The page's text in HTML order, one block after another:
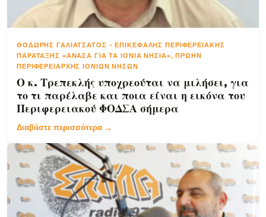
ΘΟΔΩΡΉΣ ΓΑΛΙΑΤΣΆΤΟΣ -ΕΠΙΚΕΦΑΛΉΣ ΠΕΡΙΦΕΡΕΙΑΚΉΣ
ΠΑΡΆΤΑΞΗΣ «ΑΝΑΣΑ ΓΙΑ ΤΑ ΙΟΝΙΑ ΝΗΣΙΑ», ΠΡΏΗΝ
ΠΕΡΙΦΕΡΕΙΆΡΧΗΣ ΙΟΝΊΩΝ ΝΉΣΩΝ
Ο κ. Τρεπεκλής υποχρεούται να μιλήσει, για
το τι παρέλαβε και ποια είναι η εικόνα του
Περιφερειακού ΦΟΔΣΑ σήμερα
Διαβάστε περισσότερα →